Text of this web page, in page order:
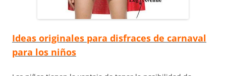
Ideas originales para disfraces de carnaval
para los niños